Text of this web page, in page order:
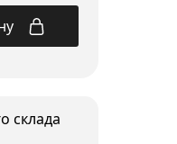
склада